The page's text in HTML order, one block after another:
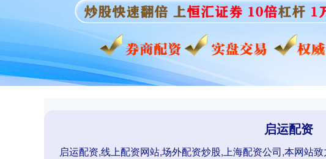
启运配资
启运配资,线上配资网站,场外配资炒股,上海配资公司,本网站